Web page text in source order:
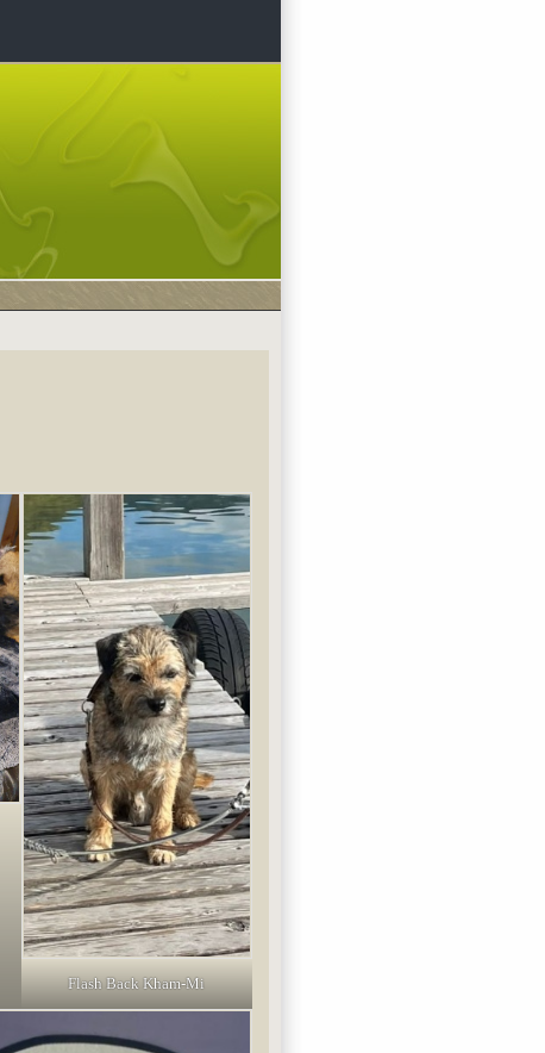
Flash Back Kham-Mi